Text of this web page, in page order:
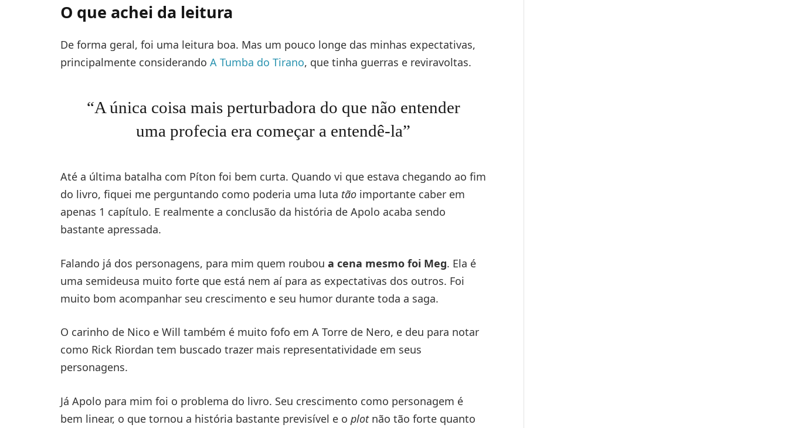
O que achei da leitura
De forma geral, foi uma leitura boa. Mas um pouco longe das minhas expectativas,
principalmente considerando A Tumba do Tirano, que tinha guerras e reviravoltas.
“A única coisa mais perturbadora do que não entender
uma profecia era começar a entendê-la”
Até a última batalha com Píton foi bem curta. Quando vi que estava chegando ao fim
do livro, fiquei me perguntando como poderia uma luta tão importante caber em
apenas 1 capítulo. E realmente a conclusão da história de Apolo acaba sendo
bastante apressada.
Falando já dos personagens, para mim quem roubou a cena mesmo foi Meg. Ela é
uma semideusa muito forte que está nem aí para as expectativas dos outros. Foi
muito bom acompanhar seu crescimento e seu humor durante toda a saga.
O carinho de Nico e Will também é muito fofo em A Torre de Nero, e deu para notar
como Rick Riordan tem buscado trazer mais representatividade em seus
personagens.
Já Apolo para mim foi o problema do livro. Seu crescimento como personagem é
bem linear, o que tornou a história bastante previsível e o plotnão tão forte quanto